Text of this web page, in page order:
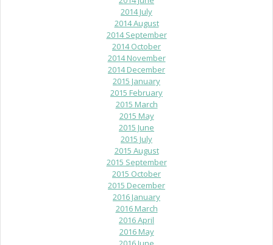
2014 July
2014 August
2014 September
2014 October
2014 November
2014 December
2015 January
2015 February
2015 March
2015 May
2015 June
2015 July
2015 August
2015 September
2015 October
2015 December
2016 January
2016 March
2016 April
2016 May